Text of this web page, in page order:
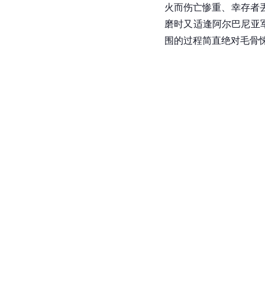
火而伤亡惨重、幸存者
磨时又适逢阿尔巴尼
围的过程简直绝对毛骨